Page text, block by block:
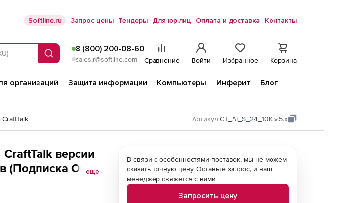
Softline.ru Запрос цены Тендеры Для юр.лиц Оплата и доставка Контакты
Поиск
8 (800) 200-08-60
sales.r@softline.com Сравнение Войти Избранное Корзина
организаций Защита информации Компьютеры Инферит
Блог
Артикул:CT_AI_S_24_10K v.5.x
версии
(Подписка On-еще
В связи с особенностями поставок, мы не можем
сказать точную цену. Оставьте запрос, и наш
менеджер свяжется с вами
Запросить цену